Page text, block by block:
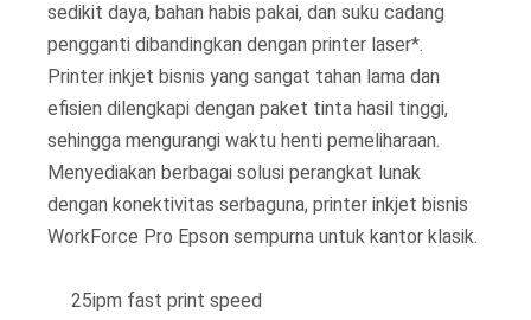
sedikit daya, bahan habis pakai, dan suku cadang
pengganti dibandingkan dengan printer laser*.
Printer inkjet bisnis yang sangat tahan lama dan
efisien dilengkapi dengan paket tinta hasil tinggi,
sehingga mengurangi waktu henti pemeliharaan.
Menyediakan berbagai solusi perangkat lunak
dengan konektivitas serbaguna, printer inkjet bisnis
WorkForce Pro Epson sempurna untuk kantor klasik.
25ipm fast print speed